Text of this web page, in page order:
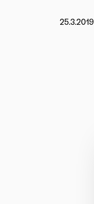
25.3.2019